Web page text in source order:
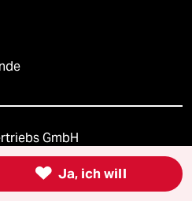
GmbH
 Ja, ich will